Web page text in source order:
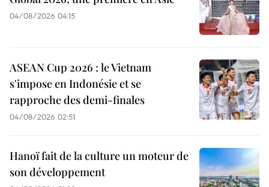
04/08/2026 04:15
ASEAN Cup 2026 : le Vietnam
s'impose en Indonésie et se
rapproche des demi-finales
04/08/2026 02:51
Hanoï fait de la culture un moteur de
son développement